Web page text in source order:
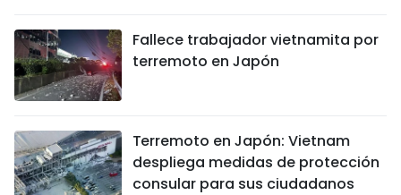
Fallece trabajador vietnamita por
terremoto en Japón
Terremoto en Japón: Vietnam
despliega medidas de protección
consular para sus ciudadanos